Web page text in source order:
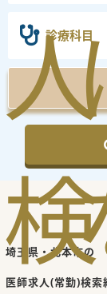
人
検
診療科目
埼玉県・北本市の
医師求人(常勤)検索